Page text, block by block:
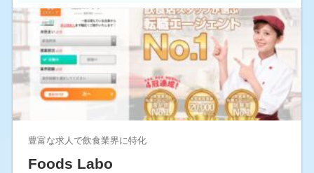
豊富な求人で飲食業界に特化
Foods Labo